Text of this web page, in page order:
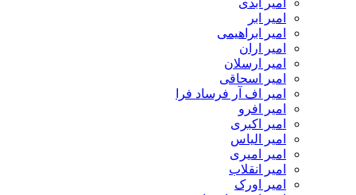
امیر ابدی
امیر ابر
امیر ابراهیمی
امیر اران
امیر ارسلان
امیر اسحاقی
امیر اف آر فرساد فرا
امیر افرو
امیر اکبری
امیر الیاس
امیر امیری
امیر انقلاب
امیر اورک